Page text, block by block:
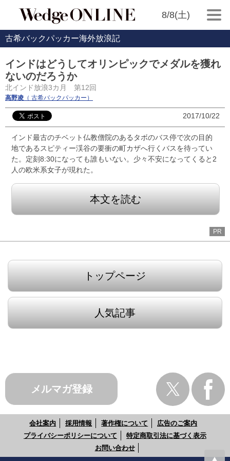
8/8(土)
古希バックパッカー海外放浪記
インドはどうしてオリンピックでメダルを獲れ
ないのだろうか
北インド放浪3カ月 第12回
高野凌 （ 古希バックパッカー）
2017/10/22
インド最古のチベット仏教僧院のあるタボのバス停で次の目的
地であるスピティー渓谷の要衝の町カザへ行くバスを待ってい
た。定刻8:30になっても誰もいない。少々不安になってくると2
人の欧米系女子が現れた。
本文を読む
PR
トップページ
人気記事
メルマガ登録
会社案内 採用情報 著作権について
広告のご案内
プライバシーポリシーについて
特定商取引法に基づく表示
お問い合わせ